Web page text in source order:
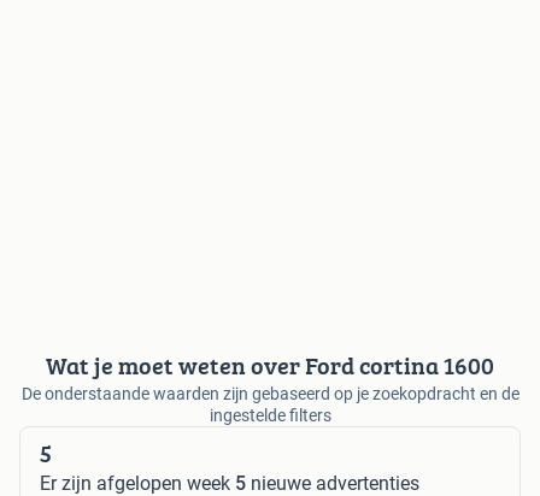
Wat je moet weten over Ford cortina 1600
De onderstaande waarden zijn gebaseerd op je zoekopdracht en de
ingestelde filters
5
Er zijn afgelopen week 5 nieuwe advertenties